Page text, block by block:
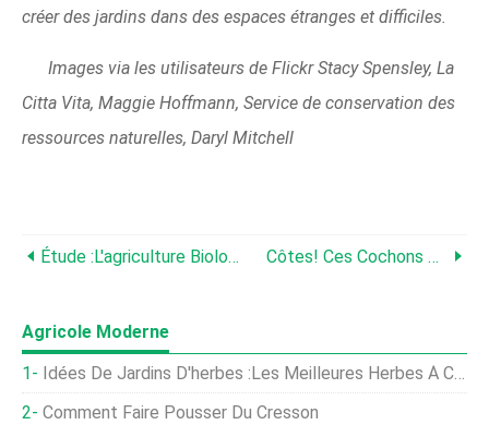
créer des jardins dans des espaces étranges et difficiles.
Images via les utilisateurs de Flickr Stacy Spensley, La
Citta Vita, Maggie Hoffmann, Service de conservation des
ressources naturelles, Daryl Mitchell
Étude :L'agriculture Biologique L'emporte Sur L'agriculture Conventionnelle Côtes! Ces Cochons Ont Plus
Agricole Moderne
Idées De Jardins D'herbes :les Meilleures Herbes À Cultiver Dans Un Jardin En Conteneurs
Comment Faire Pousser Du Cresson